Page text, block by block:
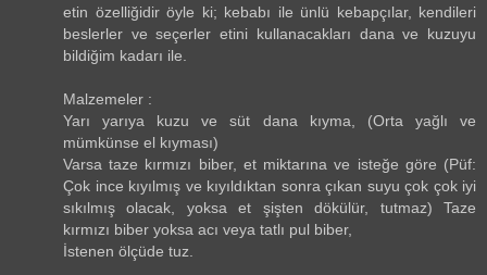
etin özelliğidir öyle ki; kebabı ile ünlü kebapçılar, kendileri
beslerler ve seçerler etini kullanacakları dana ve kuzuyu
bildiğim kadarı ile.
Malzemeler :
Yarı yarıya kuzu ve süt dana kıyma, (Orta yağlı ve
mümkünse el kıyması)
Varsa taze kırmızı biber, et miktarına ve isteğe göre (Püf:
Çok ince kıyılmış ve kıyıldıktan sonra çıkan suyu çok çok iyi
sıkılmış olacak, yoksa et şişten dökülür, tutmaz) Taze
kırmızı biber yoksa acı veya tatlı pul biber,
İstenen ölçüde tuz.